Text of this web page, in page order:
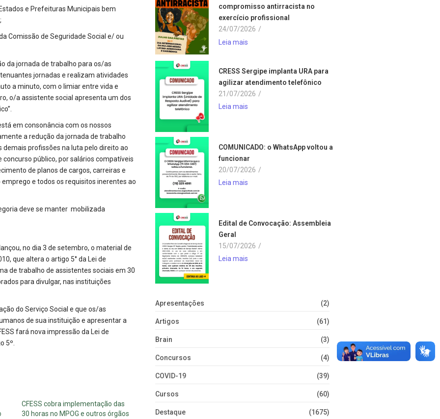
e Prefeituras Municipais bem
de Seguridade Social e/ ou
da jornada de trabalho para os/as
jornadas e realizam atividades
a minuto, com o limiar entre vida e
o/a assistente social apresenta um dos
em consonância com os nossos
a redução da jornada de trabalho
profissões na luta pelo direito ao
público, por salários compatíveis
de planos de cargos, carreiras e
e todos os requisitos inerentes ao
deve se manter mobilizada
no dia 3 de setembro, o material de
que altera o artigo 5° da Lei de
de trabalho de assistentes sociais em 30
para divulgar, nas instituições
do Serviço Social e que os/as
de sua instituição e apresentar a
fará nova impressão da Lei de
5º.
CFESS cobra implementação das
30 horas no MPOG e outros órgãos
compromisso antirracista no
exercício profissional
24/07/2026 /
Leia mais
CRESS Sergipe implanta URA para
agilizar atendimento telefônico
21/07/2026 /
Leia mais
COMUNICADO: o WhatsApp voltou a
funcionar
20/07/2026 /
Leia mais
Edital de Convocação: Assembleia
Geral
15/07/2026 /
Leia mais
Apresentações (2)
Artigos (61)
Brain (3)
Concursos (4)
COVID-19 (39)
Cursos (60)
Destaque (1675)